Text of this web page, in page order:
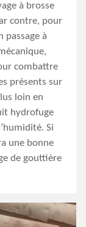
à brosse
contre, pour
passage à
combattre
présents sur
loin en
hydrofuge
Si
une bonne
de gouttière